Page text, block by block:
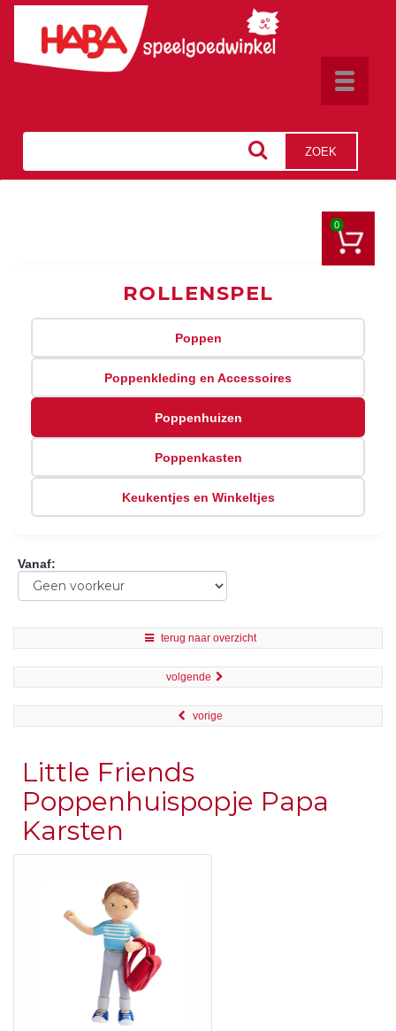
Toggle
ZOEK
0
ROLLENSPEL
Poppen
Poppenkleding en Accessoires
Poppenhuizen
Poppenkasten
Keukentjes en Winkeltjes
Vanaf:
terug naar overzicht
volgende
vorige
Little Friends
Poppenhuispopje Papa
Karsten